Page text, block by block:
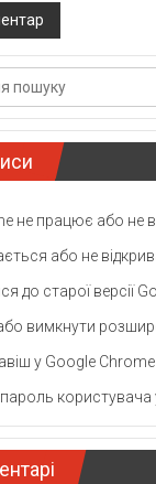
не працює або не
або не
до старої версії
вимкнути
у Google Chrome
пароль